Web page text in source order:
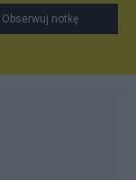
Obserwuj notkę